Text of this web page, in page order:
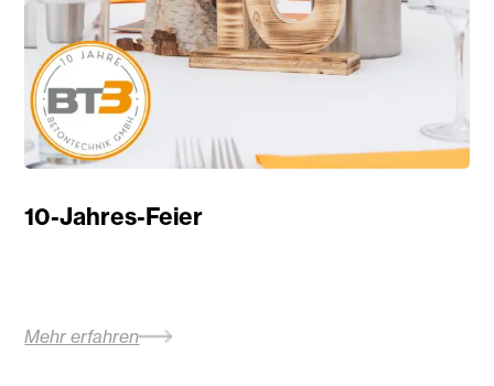
10-Jahres-Feier
Mehr erfahren